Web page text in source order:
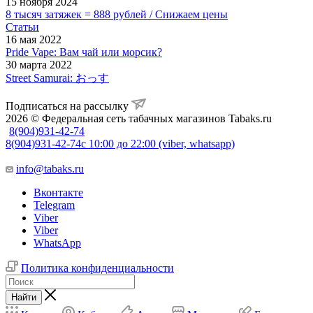
8 тысяч затяжек = 888 рублей / Снижаем цены
Статьи
16 мая 2022
Pride Vape: Вам чай или морсик?
30 марта 2022
Street Samurai: おっす
Подписаться на рассылку
2026 © Федеральная сеть табачных магазинов Tabaks.ru
8(904)931-42-74
8(904)931-42-74с 10:00 до 22:00 (viber, whatsapp)
info@tabaks.ru
Вконтакте
Telegram
Viber
Viber
WhatsApp
Политика конфиденциальности
Найти